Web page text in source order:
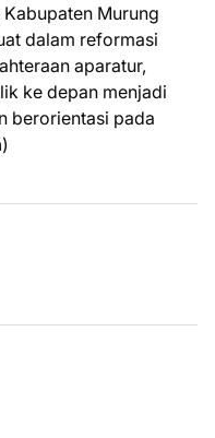
Murung
dalam reformasi
aparatur,
ke depan menjadi
berorientasi pada
)